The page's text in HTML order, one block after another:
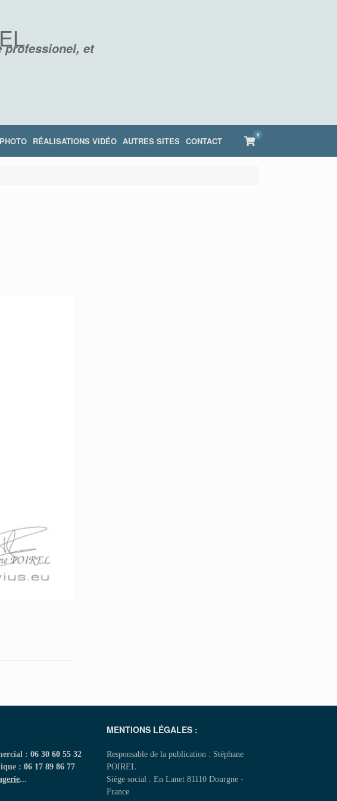
professionel, et
RÉALISATIONS VIDÉO AUTRES SITES CONTACT View
shopping
cart
0
: 06 30 60 55 32
: 06 17 89 86 77
...
MENTIONS LÉGALES :
Responsable de la publication : Stéphane
POIREL
Siège social : En Lanet 81110 Dourgne -
France